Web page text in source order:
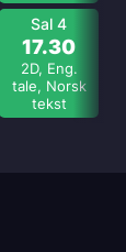
Sal 4
17.30
2D, Eng.
tale, Norsk
tekst